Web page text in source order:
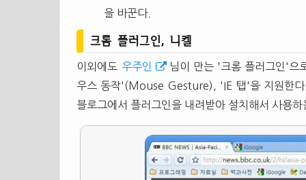
을 바꾼다.
크롬 플러그인, 니켈
이외에도 우주인
님이 만는 '크롬 플러그인'으
우스 동작'(Mouse Gesture), 'IE 탭'을 지원한다
블로그에서 플러그인을 내려받아 설치해서 사용